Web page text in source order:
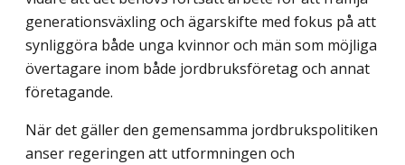
generationsväxling och ägarskifte med fokus på att
synliggöra både unga kvinnor och män som möjliga
övertagare inom både jordbruksföretag och annat
företagande.
När det gäller den gemensamma jordbrukspolitiken
anser regeringen att utformningen och